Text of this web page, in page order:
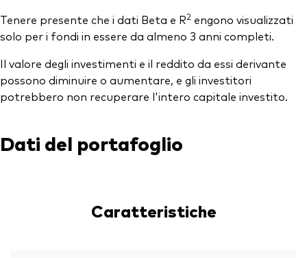
Tenere presente che i dati Beta e R2 engono visualizzati
solo per i fondi in essere da almeno 3 anni completi.
Il valore degli investimenti e il reddito da essi derivante
possono diminuire o aumentare, e gli investitori
potrebbero non recuperare l'intero capitale investito.
Dati del portafoglio
Caratteristiche